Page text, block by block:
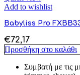
Add to wishlist
Babyliss Pro
€72,17
Προσθήκη στο καλάθι
Συμβατή με τις